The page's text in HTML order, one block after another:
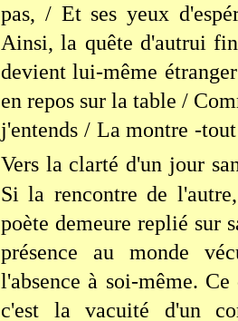
pas, / Et ses yeux
Ainsi, la quête d'autrui
devient lui-même
en repos sur la table /
j'entends / La montre -
Vers la clarté d'un jour
Si la rencontre de
poète demeure replié sur
présence au monde
l'absence à soi-même.
c'est la vacuité d'un